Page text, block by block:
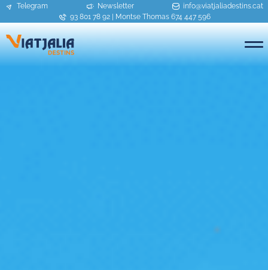
Telegram Newsletter
info@viatjaliadestins.cat
93 801 78 92| Montse Thomas 674 447 596